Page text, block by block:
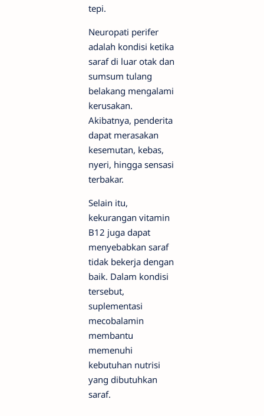
tepi.
Neuropati perifer
adalah kondisi ketika
saraf di luar otak dan
sumsum tulang
belakang mengalami
kerusakan.
Akibatnya, penderita
dapat merasakan
kesemutan, kebas,
nyeri, hingga sensasi
terbakar.
Selain itu,
kekurangan vitamin
B12 juga dapat
menyebabkan saraf
tidak bekerja dengan
baik. Dalam kondisi
tersebut,
suplementasi
mecobalamin
membantu
memenuhi
kebutuhan nutrisi
yang dibutuhkan
saraf.